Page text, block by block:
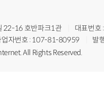
22-16 호반파크1관
대표번
업자번호 : 107-81-80959
발
All Rights Reserved.